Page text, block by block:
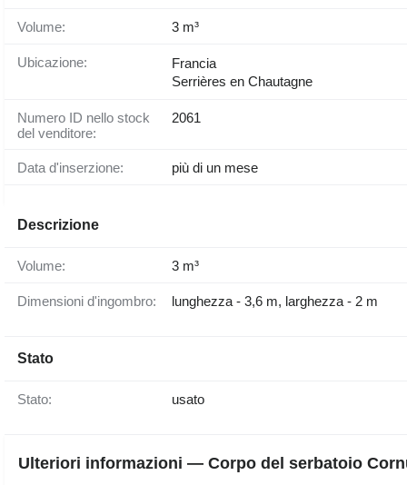
Volume: 3 m³
Ubicazione:
Francia
Serrières en Chautagne
Numero ID nello stock
del venditore:
2061
Data d'inserzione: più di un mese
Descrizione
Volume: 3 m³
Dimensioni d'ingombro: lunghezza - 3,6 m, larghezza - 2 m
Stato
Stato: usato
Ulteriori informazioni — Corpo del serbatoio